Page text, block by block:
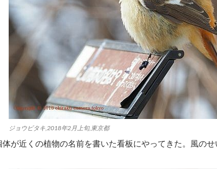
ジョウビタキ,2018年2月上旬,東京都
体が近くの植物の名前を書いた看板にやってきた。風の